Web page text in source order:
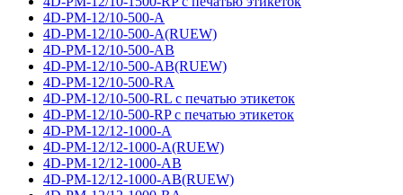
4D-PM-12/10-500-A
4D-PM-12/10-500-A(RUEW)
4D-PM-12/10-500-AB
4D-PM-12/10-500-AB(RUEW)
4D-PM-12/10-500-RA
4D-PM-12/10-500-RL с печатью этикеток
4D-PM-12/10-500-RP с печатью этикеток
4D-PM-12/12-1000-A
4D-PM-12/12-1000-A(RUEW)
4D-PM-12/12-1000-AB
4D-PM-12/12-1000-AB(RUEW)